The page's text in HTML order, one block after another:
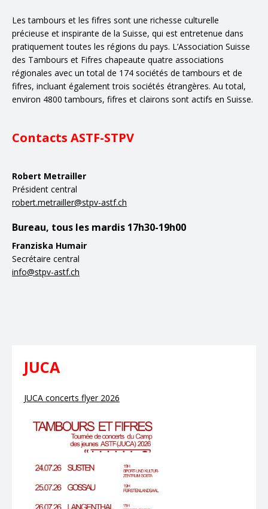
Les tambours et les fifres sont une richesse culturelle
précieuse et inspirante de la Suisse, qui est entretenue dans
pratiquement toutes les régions du pays. L’Association Suisse
des Tambours et Fifres chapeaute quatre associations
régionales avec un total de 174 sociétés de tambours et de
fifres, incluant également trois sociétés étrangères. Au total,
environ 4800 tambours, fifres et clairons sont actifs en Suisse.
Contacts ASTF-STPV
Robert Metrailler
Président central
robert.metrailler@stpv-astf.ch
Bureau, tous les mardis 17h30-19h00
Franziska Humair
Secrétaire central
info@stpv-astf.ch
JUCA
JUCA concerts flyer 2026